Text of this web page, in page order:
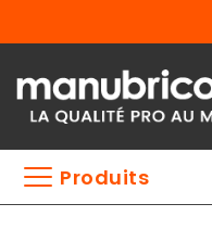
Produits